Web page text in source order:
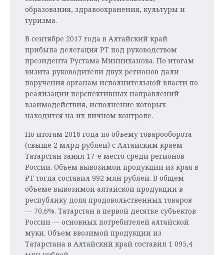
образования, здравоохранения, культуры и
туризма.
В сентябре 2017 года в Алтайский край
прибыла делегация РТ под руководством
президента Рустама Минниханова. По итогам
визита руководители двух регионов дали
поручения органам исполнительной власти по
реализации перспективных направлений
взаимодействия, исполнение которых
находится на их личном контроле.
По итогам 2016 года по объему товарооборота
(свыше 2 млрд рублей) с Алтайским краем
Татарстан занял 17-е место среди регионов
России. Объем вывозимой продукции из края в
РТ тогда составил 992 млн рублей. В общем
объеме вывозимой алтайской продукции в
республику доля продовольственных товаров
— 70,6%. Татарстан в первой десятке субъектов
России — основных потребителей алтайской
муки. Объем ввозимой продукции из
Татарстана в Алтайский край составил 1 095,4